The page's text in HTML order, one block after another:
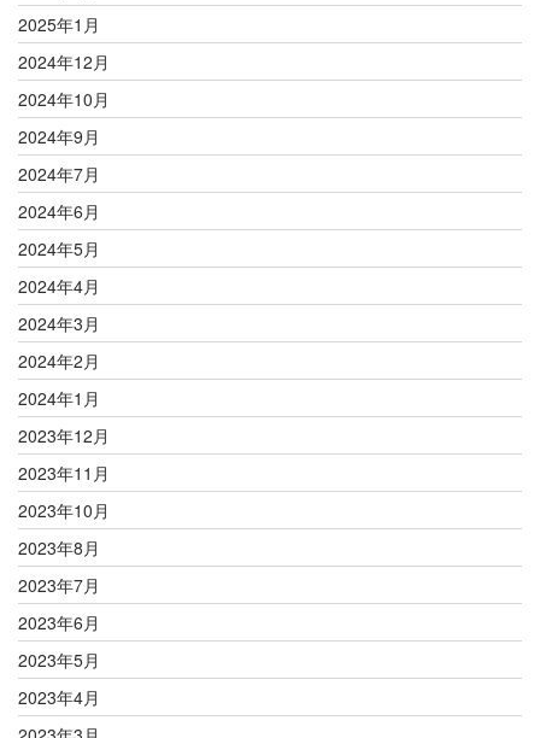
2025年1月
2024年12月
2024年10月
2024年9月
2024年7月
2024年6月
2024年5月
2024年4月
2024年3月
2024年2月
2024年1月
2023年12月
2023年11月
2023年10月
2023年8月
2023年7月
2023年6月
2023年5月
2023年4月